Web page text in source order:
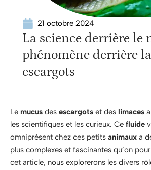
21 octobre 2024
La science derrière le
phénomène derrière
escargots
Le mucus des escargots et des limaces
les scientifiques et les curieux. Ce fluide
omniprésent chez ces petits animaux a
plus complexes et fascinantes qu’on
cet article, nous explorerons les divers